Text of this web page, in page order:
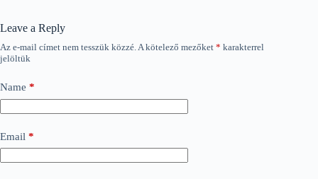
Leave a Reply
Az e-mail címet nem tesszük közzé.A kötelező mezőket * karakterrel
jelöltük
Name *
Email *